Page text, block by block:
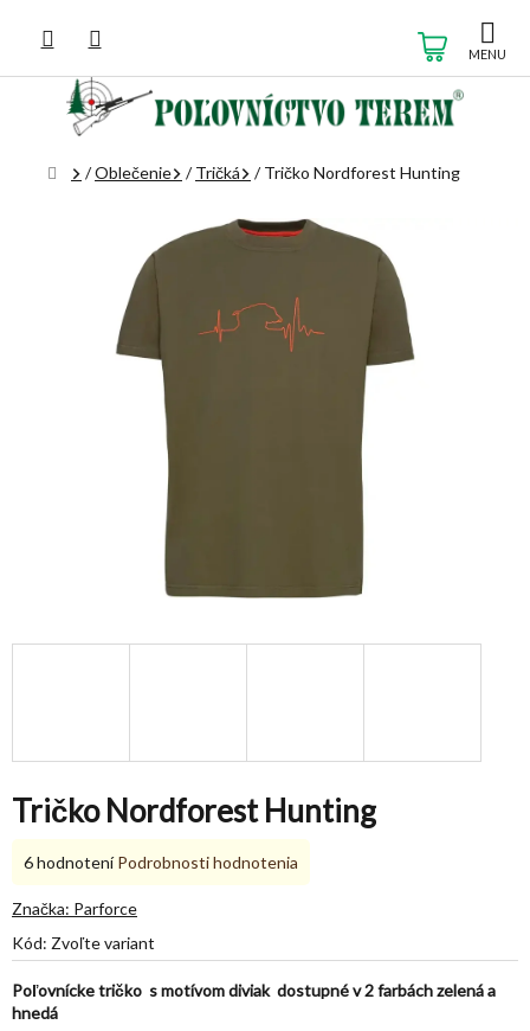
obsah
KOŠÍK
Domov
/Oblečenie / Tričká / Tričko Nordforest Hunting
Tričko Nordforest Hunting
Kód: Zvoľte variant
Poľovnícke tričko s motívom diviak dostupné v 2 farbách zelená a
hnedá
Priemerné
produktu
5,0
5
hviezdičiek.
6 hodnotení Podrobnosti hodnotenia
Značka: Parforce